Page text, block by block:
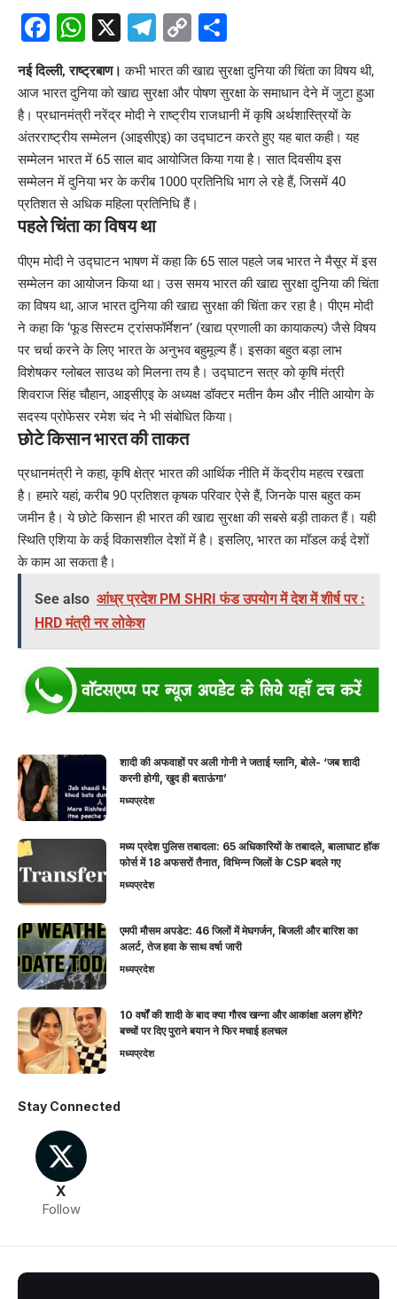
Facebook
WhatsApp
X Telegram
Copy
नई दिल्ली, राष्ट्रबाण। कभी भारत की खाद्य सुरक्षा दुनिया की चिंता का विषय थी,
आज भारत दुनिया को खाद्य सुरक्षा और पोषण सुरक्षा के समाधान देने में जुटा हुआ
है। प्रधानमंत्री नरेंद्र मोदी ने राष्ट्रीय राजधानी में कृषि अर्थशास्त्रियों के
अंतरराष्ट्रीय सम्मेलन (आइसीएइ) का उद्घाटन करते हुए यह बात कही। यह
सम्मेलन भारत में 65 साल बाद आयोजित किया गया है। सात दिवसीय इस
सम्मेलन में दुनिया भर के करीब 1000 प्रतिनिधि भाग ले रहे हैं, जिसमें 40
प्रतिशत से अधिक महिला प्रतिनिधि हैं।
पहले चिंता का विषय था
पीएम मोदी ने उद्घाटन भाषण में कहा कि 65 साल पहले जब भारत ने मैसूर में इस
सम्मेलन का आयोजन किया था। उस समय भारत की खाद्य सुरक्षा दुनिया की चिंता
का विषय था, आज भारत दुनिया की खाद्य सुरक्षा की चिंता कर रहा है। पीएम मोदी
ने कहा कि ‘फूड सिस्टम ट्रांसफॉर्मेशन’ (खाद्य प्रणाली का कायाकल्प) जैसे विषय
पर चर्चा करने के लिए भारत के अनुभव बहुमूल्य हैं। इसका बहुत बड़ा लाभ
विशेषकर ग्लोबल साउथ को मिलना तय है। उद्घाटन सत्र को कृषि मंत्री
शिवराज सिंह चौहान, आइसीएइ के अध्यक्ष डॉक्टर मतीन कैम और नीति आयोग के
सदस्य प्रोफेसर रमेश चंद ने भी संबोधित किया।
छोटे किसान भारत की ताकत
प्रधानमंत्री ने कहा, कृषि क्षेत्र भारत की आर्थिक नीति में केंद्रीय महत्व रखता
है। हमारे यहां, करीब 90 प्रतिशत कृषक परिवार ऐसे हैं, जिनके पास बहुत कम
जमीन है। ये छोटे किसान ही भारत की खाद्य सुरक्षा की सबसे बड़ी ताकत हैं। यही
स्थिति एशिया के कई विकासशील देशों में है। इसलिए, भारत का मॉडल कई देशों
के काम आ सकता है।
See also आंध्र प्रदेश PM SHRI फंड उपयोग में देश में शीर्ष पर :
HRD मंत्री नर लोकेश
शादी की अफवाहों पर अली गोनी ने जताई ग्लानि, बोले- ‘जब शादी
करनी होगी, खुद ही बताऊंगा’
मध्यप्रदेश
मध्य प्रदेश पुलिस तबादला: 65 अधिकारियों के तबादले, बालाघाट हॉक
फोर्स में 18 अफसरों तैनात, विभिन्न जिलों के CSP बदले गए
मध्यप्रदेश
एमपी मौसम अपडेट: 46 जिलों में मेघगर्जन, बिजली और बारिश का
अलर्ट, तेज हवा के साथ वर्षा जारी
मध्यप्रदेश
10 वर्षों की शादी के बाद क्या गौरव खन्ना और आकांक्षा अलग होंगे?
बच्चों पर दिए पुराने बयान ने फिर मचाई हलचल
मध्यप्रदेश
Stay Connected
X
Follow